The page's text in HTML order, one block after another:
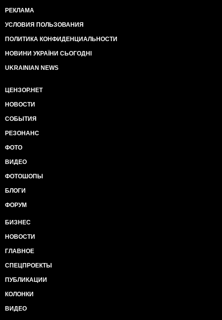
РЕКЛАМА
УСЛОВИЯ ПОЛЬЗОВАНИЯ
ПОЛИТИКА КОНФИДЕНЦИАЛЬНОСТИ
НОВИНИ УКРАЇНИ СЬОГОДНІ
UKRAINIAN NEWS
ЦЕНЗОР.НЕТ
НОВОСТИ
СОБЫТИЯ
РЕЗОНАНС
ФОТО
ВИДЕО
ФОТОШОПЫ
БЛОГИ
ФОРУМ
БИЗНЕС
НОВОСТИ
ГЛАВНОЕ
СПЕЦПРОЕКТЫ
ПУБЛИКАЦИИ
КОЛОНКИ
ВИДЕО